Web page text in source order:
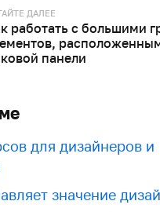
ДАЛЕЕ
работать с большими
панели
для дизайнеров и
значение